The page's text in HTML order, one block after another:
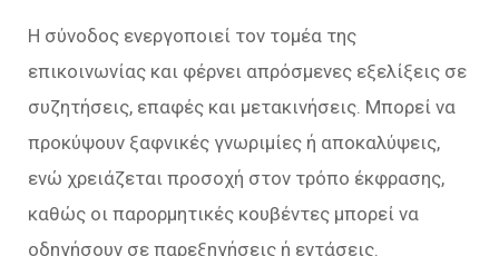
Η σύνοδος ενεργοποιεί τον τομέα της
επικοινωνίας και φέρνει απρόσμενες εξελίξεις σε
συζητήσεις, επαφές και μετακινήσεις. Μπορεί να
προκύψουν ξαφνικές γνωριμίες ή αποκαλύψεις,
ενώ χρειάζεται προσοχή στον τρόπο έκφρασης,
καθώς οι παρορμητικές κουβέντες μπορεί να
οδηγήσουν σε παρεξηγήσεις ή εντάσεις.